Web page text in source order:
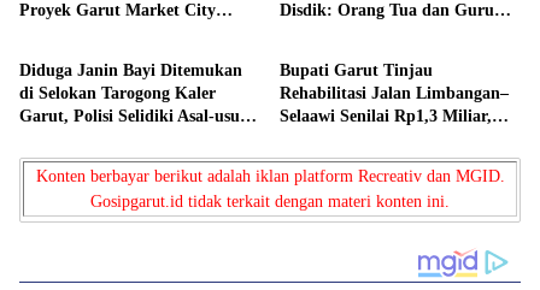
Proyek Garut Market City
Disdik: Orang Tua dan Guru
Berita
Diduga Janin Bayi Ditemukan
di Selokan Tarogong Kaler
Garut, Polisi Selidiki Asal-usul
Berita
Bupati Garut Tinjau
Rehabilitasi Jalan Limbangan–
Selaawi Senilai Rp1,3 Miliar,
Konten berbayar berikut adalah iklan platform Recreativ dan MGID.
Gosipgarut.id tidak terkait dengan materi konten ini.